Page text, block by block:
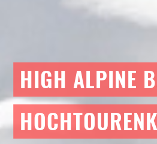
HIGH ALPINE